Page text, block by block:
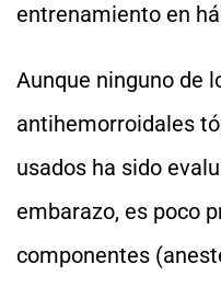
entrenamiento en
Aunque ninguno de
antihemorroidales
usados ha sido
embarazo, es poco
componentes